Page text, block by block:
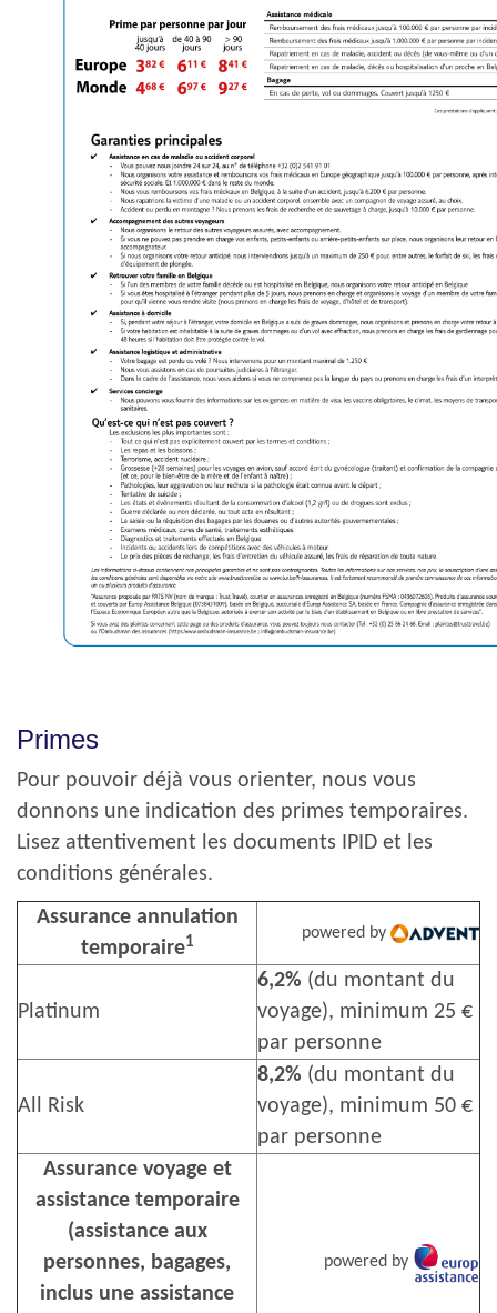
Primes
Pour pouvoir déjà vous orienter, nous vous
donnons une indication des primes temporaires.
Lisez attentivement les documents IPID et les
conditions générales.
Assurance annulation
temporaire1 powered by
Platinum
6,2% (du montant du
voyage), minimum 25 €
par personne
All Risk
8,2% (du montant du
voyage), minimum 50 €
par personne
Assurance voyage et
assistance temporaire
(assistance aux
personnes, bagages,
inclus une assistance
powered by